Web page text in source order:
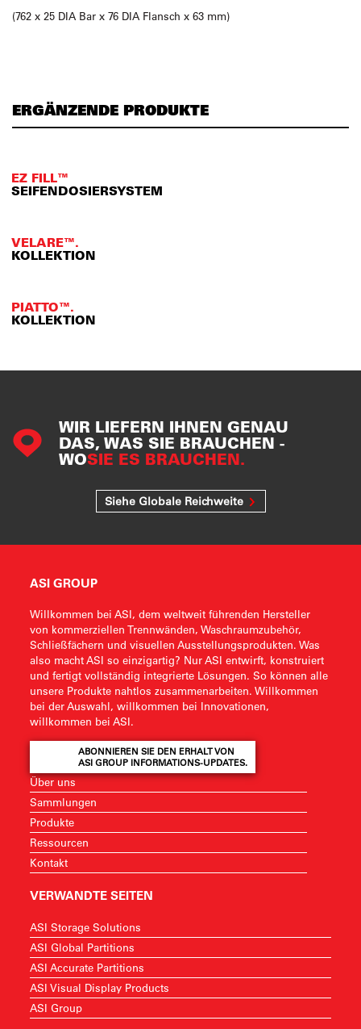
(762 x 25 DIA Bar x 76 DIA Flansch x 63 mm)
ERGÄNZENDE PRODUKTE
EZ FILL™
SEIFENDOSIERSYSTEM
VELARE™.
KOLLEKTION
PIATTO™.
KOLLEKTION
WIR LIEFERN IHNEN GENAU
DAS, WAS SIE BRAUCHEN -
WOSIE ES BRAUCHEN.
Siehe Globale Reichweite
ASI GROUP
Willkommen bei ASI, dem weltweit führenden Hersteller
von kommerziellen Trennwänden, Waschraumzubehör,
Schließfächern und visuellen Ausstellungsprodukten. Was
also macht ASI so einzigartig? Nur ASI entwirft, konstruiert
und fertigt vollständig integrierte Lösungen. So können alle
unsere Produkte nahtlos zusammenarbeiten. Willkommen
bei der Auswahl, willkommen bei Innovationen,
willkommen bei ASI.
ABONNIEREN SIE DEN ERHALT VON
ASI GROUP INFORMATIONS-UPDATES.
Über uns
Sammlungen
Produkte
Ressourcen
Kontakt
VERWANDTE SEITEN
ASI Storage Solutions
ASI Global Partitions
ASI Accurate Partitions
ASI Visual Display Products
ASI Group